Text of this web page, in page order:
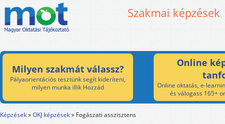
Szakmai képzések
Milyen szakmát válassz?
Pályaorientációs tesztünk segít kideríteni,
milyen munka illik Hozzád
Online
Online oktatás, e-
és válogass 165+
Képzések»OKJ képzések» Fogászati asszisztens